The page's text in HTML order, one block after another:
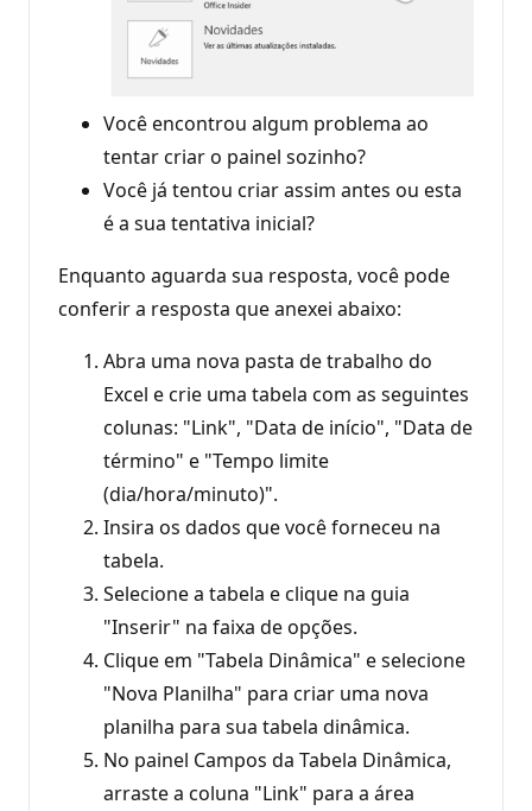
Você encontrou algum problema ao
tentar criar o painel sozinho?
Você já tentou criar assim antes ou esta
é a sua tentativa inicial?
Enquanto aguarda sua resposta, você pode
conferir a resposta que anexei abaixo:
Abra uma nova pasta de trabalho do
Excel e crie uma tabela com as seguintes
colunas: "Link", "Data de início", "Data de
término" e "Tempo limite
(dia/hora/minuto)".
Insira os dados que você forneceu na
tabela.
Selecione a tabela e clique na guia
"Inserir" na faixa de opções.
Clique em "Tabela Dinâmica" e selecione
"Nova Planilha" para criar uma nova
planilha para sua tabela dinâmica.
No painel Campos da Tabela Dinâmica,
arraste a coluna "Link" para a área